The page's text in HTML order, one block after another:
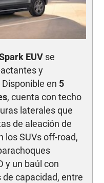
EUV se
y
en 5
, cuenta con techo
laterales que
de aleación de
los SUVs off-road,
y un baúl con
capacidad, entre